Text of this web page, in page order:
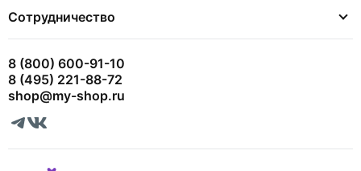
Сотрудничество
8 (800) 600-91-10
8 (495) 221-88-72
shop@my-shop.ru